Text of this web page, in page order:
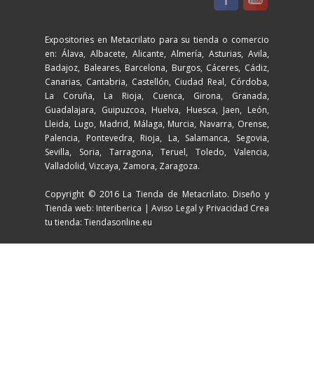
Expositories en Metacrilato para su tienda o comercio
en: Álava, Albacete, Alicante, Almería, Asturias, Avila,
Badajoz, Baleares, Barcelona, Burgos, Cáceres, Cádiz,
Canarias, Cantabria, Castellón, Ciudad Real, Córdoba,
La Coruña, La Rioja, Cuenca, Girona, Granada,
Guadalajara, Guipuzcoa, Huelva, Huesca, Jaen, León,
Lleida, Lugo, Madrid, Málaga, Murcia, Navarra, Orense,
Palencia, Pontevedra, Rioja, La, Salamanca, Segovia,
Sevilla, Soria, Tarragona, Teruel, Toledo, Valencia,
Valladolid, Vizcaya, Zamora, Zaragoza.
Copyright © 2016 La Tienda de Metacrilato. Diseño y
Tienda web: Interiberica | Aviso Legal y Privacidad Crea
tu tienda: Tiendasonline.eu